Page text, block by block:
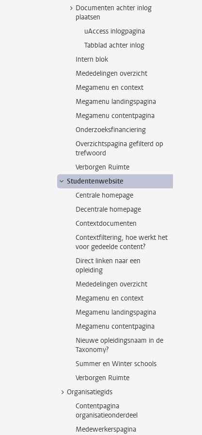
Documenten achter inlog
plaatsen
uAccess inlogpagina
Tabblad achter inlog
Intern blok
Mededelingen overzicht
Megamenu en context
Megamenu landingspagina
Megamenu contentpagina
Onderzoeksfinanciering
Overzichtspagina gefilterd op
trefwoord
Verborgen Ruimte
Studentenwebsite
Centrale homepage
Decentrale homepage
Contextdocumenten
Contextfiltering, hoe werkt het
voor gedeelde content?
Direct linken naar een
opleiding
Mededelingen overzicht
Megamenu en context
Megamenu landingspagina
Megamenu contentpagina
Nieuwe opleidingsnaam in de
Taxonomy?
Summer en Winter schools
Verborgen Ruimte
Organisatiegids
Contentpagina
organisatieonderdeel
Medewerkerspagina